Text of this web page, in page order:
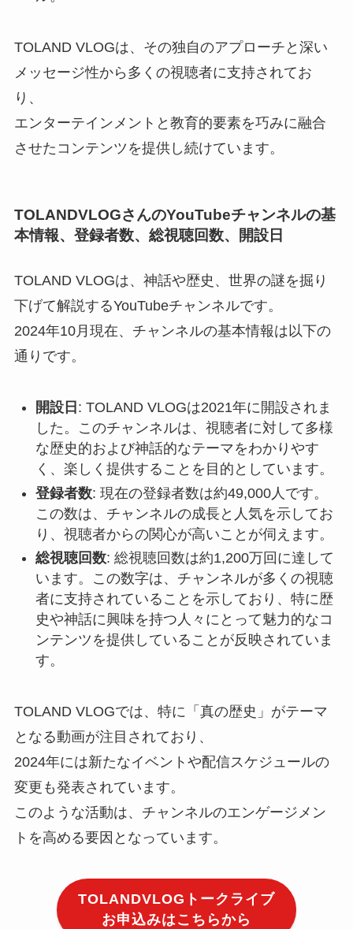
TOLAND VLOGは、その独自のアプローチと深い
メッセージ性から多くの視聴者に支持されてお
り、
エンターテインメントと教育的要素を巧みに融合
させたコンテンツを提供し続けています。
TOLANDVLOGさんのYouTubeチャンネルの基
本情報、登録者数、総視聴回数、開設日
TOLAND VLOGは、神話や歴史、世界の謎を掘り
下げて解説するYouTubeチャンネルです。
2024年10月現在、チャンネルの基本情報は以下の
通りです。
開設日 : TOLAND VLOGは2021年に開設されま
した。このチャンネルは、視聴者に対して多様
な歴史的および神話的なテーマをわかりやす
く、楽しく提供することを目的としています。
登録者数: 現在の登録者数は約49,000人です。
この数は、チャンネルの成長と人気を示してお
り、視聴者からの関心が高いことが伺えます。
総視聴回数: 総視聴回数は約1,200万回に達して
います。この数字は、チャンネルが多くの視聴
者に支持されていることを示しており、特に歴
史や神話に興味を持つ人々にとって魅力的なコ
ンテンツを提供していることが反映されていま
す。
TOLAND VLOGでは、特に「真の歴史」がテーマ
となる動画が注目されており、
2024年には新たなイベントや配信スケジュールの
変更も発表されています。
このような活動は、チャンネルのエンゲージメン
トを高める要因となっています。
TOLANDVLOGトークライブ
お申込みはこちらから